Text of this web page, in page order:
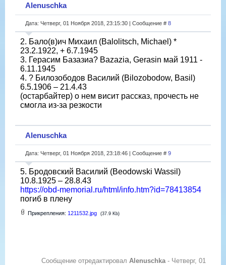
Alenuschka
Дата: Четверг, 01 Ноября 2018, 23:15:30 | Сообщение # 8
2. Бало(в)ич Михаил (Balolitsch, Michael) *
23.2.1922, + 6.7.1945
3. Герасим Базазиа? Bazazia, Gerasin май 1911 -
6.11.1945
4. ? Билозободов Василий (Bilozobodow, Basil)
6.5.1906 – 21.4.43
(остарбайтер) о нем висит рассказ, прочесть не
смогла из-за резкости
Alenuschka
Дата: Четверг, 01 Ноября 2018, 23:18:46 | Сообщение # 9
5. Бродовский Василий (Beodowski Wassil)
10.8.1925 – 28.8.43
https://obd-memorial.ru/html/info.htm?id=78413854
погиб в плену
Прикрепления: 1211532.jpg (37.9 Kb)
Сообщение отредактировал Alenuschka - Четверг, 01